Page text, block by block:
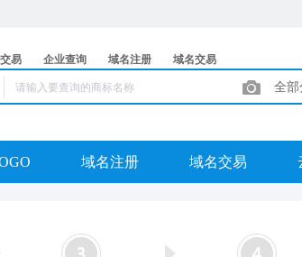
易 企业查询 域名注册 域名交易
全部
域名注册 域名交易